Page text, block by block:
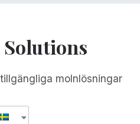
Solutions
molnlösningar